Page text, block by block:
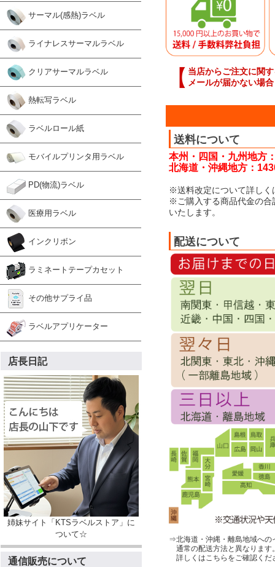
サーマル(感熱)ラベル
ライナレスサーマルラベル
クリアサーマルラベル
熱転写ラベル
ラベルロール紙
モバイルプリンタ用ラベル
PD(物流)ラベル
医療用ラベル
インクリボン
ラミネートテープカセット
その他サプライ品
ラベルアプリケーター
店長日記
姉妹サイト「KTSラベルストア」に
ついて☆
通信販売について
【 当店からご注文に関
メールが届かない場合
送料について
本州・四国・九州地方
北海道・沖縄地方：
※送料改定について詳しく
※ご購入する商品代金の合
いたします。
配送について
⇒北海道・沖縄・離島地域への
通常の配送方法と異なります
詳しくはこちらをご確認くだ